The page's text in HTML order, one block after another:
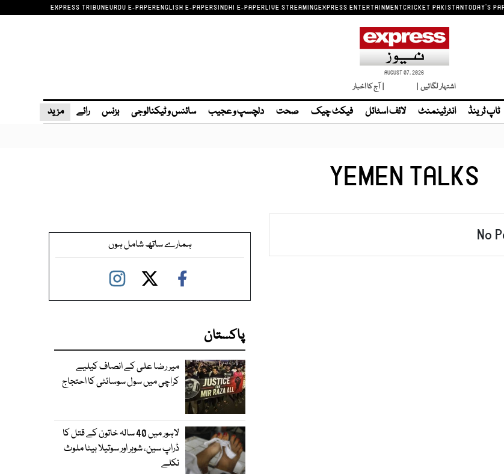
EXPRESS TRIBUNEURDU E-PAPERENGLISH E-PAPERSINDHI E-PAPERLIVE STREAMINGEXPRESS ENTERTAINMENTCRICKET PAKISTANTODAY'S
AUGUST 07, 2026
اشتہار لگائیں | | آج کا اخبار
ٹاپ ٹرینڈ انٹرٹینمنٹ لائف اسٹائل فیکٹ چیک صحت دلچسپ و عجیب سائنس و ٹیکنالوجی بزنس رائے مزید
YEMEN TALKS
No ہمارے ساتھ شامل ہوں
پاکستان
میر رضا علی کے انصاف کیلیے
کراچی میں سول سوسائٹی کا احتجاج
لاہور میں 40 سالہ خاتون کے قتل کا
ڈراپ سین، شوہر اور سوتیلا بیٹا ملوث
نکلے